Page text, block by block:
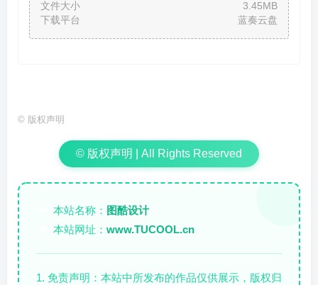
文件大小
3.45MB
下载平台
蓝奏云盘
© 版权声明
© 版权声明 | All Rights Reserved
本站名称： 图酷设计
本站网址： www.TUCOOL.cn
1. 免责声明：本站中所发布的作品仅供展示，版权归